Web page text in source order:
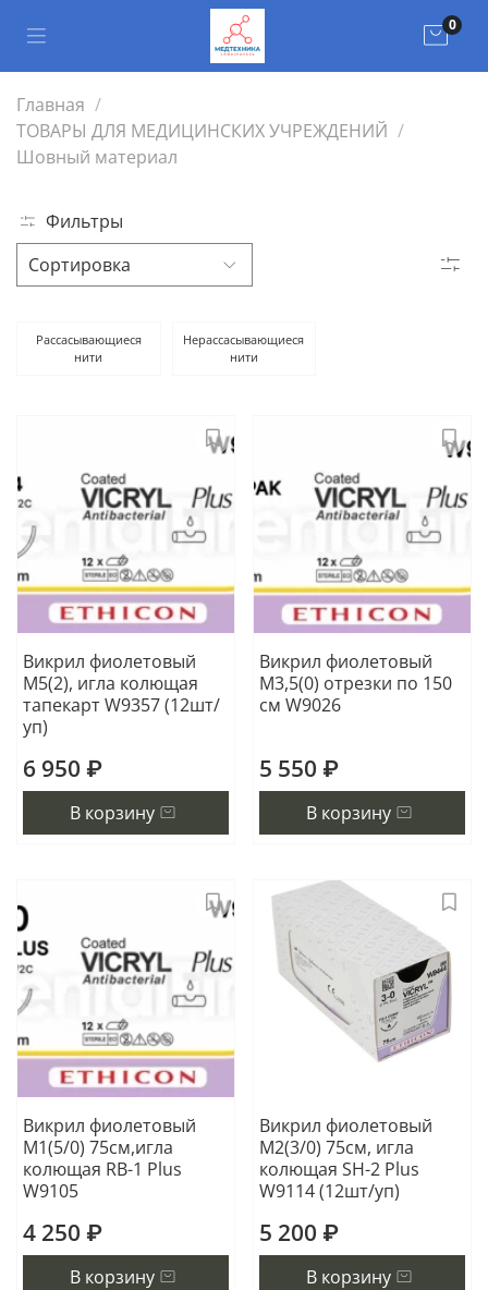
0
Главная
ТОВАРЫ ДЛЯ МЕДИЦИНСКИХ УЧРЕЖДЕНИЙ
Шовный материал
Фильтры
Рассасывающиеся
нити
Нерассасывающиеся
нити
Викрил фиолетовый
М5(2), игла колющая
тапекарт W9357 (12шт/
уп)
6 950 ₽
В корзину
Викрил фиолетовый
М3,5(0) отрезки по 150
см W9026
5 550 ₽
В корзину
Викрил фиолетовый
М1(5/0) 75см,игла
колющая RB-1 Plus
W9105
4 250 ₽
В корзину
Викрил фиолетовый
М2(3/0) 75см, игла
колющая SH-2 Plus
W9114 (12шт/уп)
5 200 ₽
В корзину